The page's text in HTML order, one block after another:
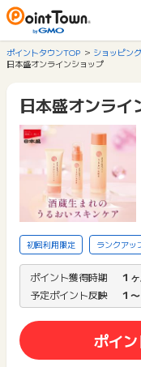
ポイントタウンTOP ショッピン
日本盛オンラインショップ
日本盛オンライ
初回利用限定 ランクアッ
ポイント獲得時期
１
予定ポイント反映
１
ポイ